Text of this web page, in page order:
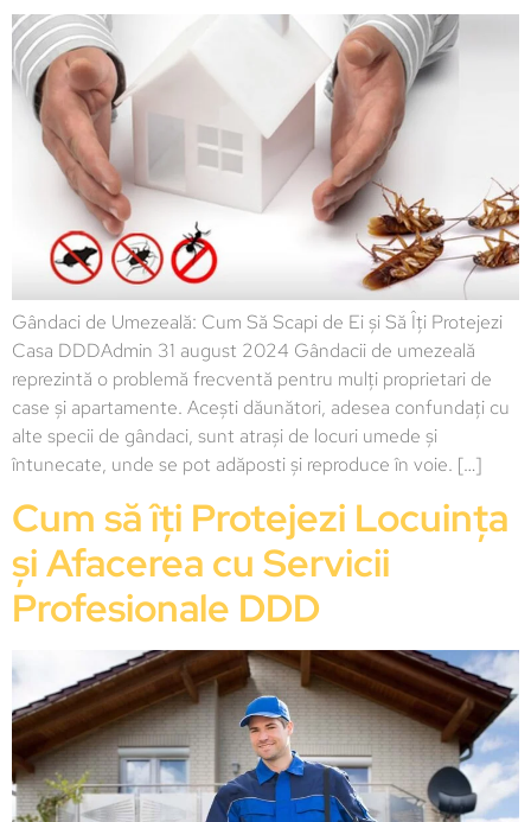
Gândaci de Umezeală: Cum Să Scapi de Ei și Să Îți Protejezi
Casa DDDAdmin 31 august 2024 Gândacii de umezeală
reprezintă o problemă frecventă pentru mulți proprietari de
case și apartamente. Acești dăunători, adesea confundați cu
alte specii de gândaci, sunt atrași de locuri umede și
întunecate, unde se pot adăposti și reproduce în voie. […]
Cum să îți Protejezi Locuința
și Afacerea cu Servicii
Profesionale DDD